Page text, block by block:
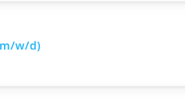
w/d)